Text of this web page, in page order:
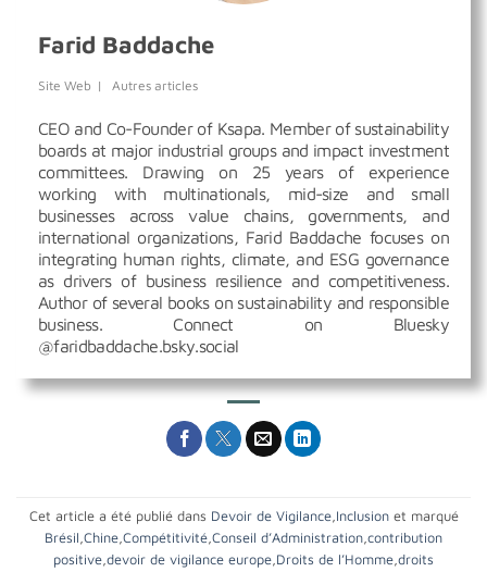
Farid Baddache
Site Web | Autres articles
CEO and Co-Founder of Ksapa. Member of sustainability
boards at major industrial groups and impact investment
committees. Drawing on 25 years of experience
working with multinationals, mid-size and small
businesses across value chains, governments, and
international organizations, Farid Baddache focuses on
integrating human rights, climate, and ESG governance
as drivers of business resilience and competitiveness.
Author of several books on sustainability and responsible
business. Connect on Bluesky
@faridbaddache.bsky.social
Cet article a été publié dans Devoir de Vigilance, Inclusionet marqué
Brésil Chine Compétitivité Conseil d’Administration contribution
positive devoir de vigilance europe Droits de l’Homme droits